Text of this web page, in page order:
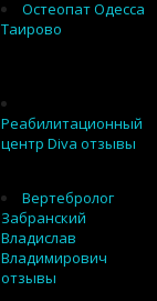
Остеопат Одесса
Таирово
Реабилитационный
центр Diva отзывы
Вертебролог
Забранский
Владислав
Владимирович
отзывы